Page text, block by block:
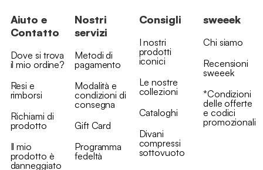
Aiuto e
Contatto
Dove si trova
il mio ordine?
Resi e
rimborsi
Richiami di
prodotto
Il mio
prodotto è
danneggiato
Nostri
servizi
Metodi di
pagamento
Modalità e
condizioni di
consegna
Gift Card
Programma
fedeltà
Consigli
I nostri
prodotti
iconici
Le nostre
collezioni
Cataloghi
Divani
compressi
sottovuoto
sweeek
Chi siamo
Recensioni
sweeek
*Condizioni
delle offerte
e codici
promozionali